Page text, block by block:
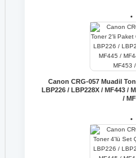
Canon CRG-057 Muadil
LBP226 / LBP228X / MF443 /
/